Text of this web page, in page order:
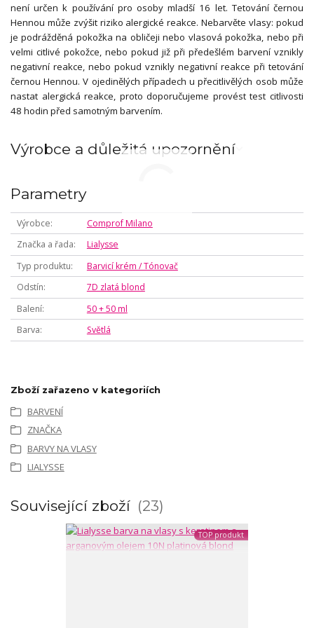
není určen k používání pro osoby mladší 16 let. Tetování černou
Hennou může zvýšit riziko alergické reakce. Nebarvěte vlasy: pokud
je podrážděná pokožka na obličeji nebo vlasová pokožka, nebo při
velmi citlivé pokožce, nebo pokud již při předešlém barvení vznikly
negativní reakce, nebo pokud vznikly negativní reakce při tetování
černou Hennou. V ojedinělých případech u přecitlivělých osob může
nastat alergická reakce, proto doporučujeme provést test citlivosti
48 hodin před samotným barvením.
Výrobce a důležitá upozornění
Parametry
Výrobce
Comprof Milano
Značka a řada
Lialysse
Typ produktu
Barvicí krém / Tónovač
Odstín
7D zlatá blond
Balení
50 + 50 ml
Barva
Světlá
Zboží zařazeno v kategoriích
BARVENÍ
ZNAČKA
BARVY NA VLASY
LIALYSSE
Související zboží 23
TOP produkt